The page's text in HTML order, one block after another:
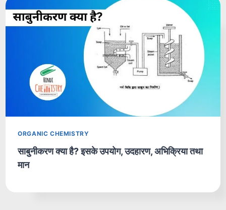
ORGANIC CHEMISTRY
साबुनीकरण क्या है? इसके उपयोग, उदहारण, अभिक्रिया तथा
मान